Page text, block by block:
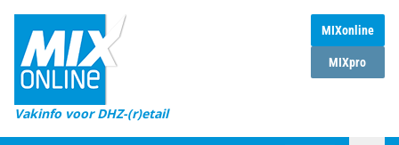
MIXonline
MIXpro
Vakinfo voor DHZ-(r)etail
Home
Magazines